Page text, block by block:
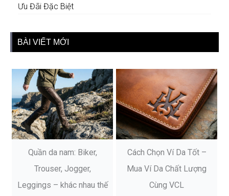
Ưu Đãi Đặc Biệt
BÀI VIẾT MỚI
Quần da nam: Biker,
Trouser, Jogger,
Leggings – khác nhau thế
Cách Chọn Ví Da Tốt –
Mua Ví Da Chất Lượng
Cùng VCL